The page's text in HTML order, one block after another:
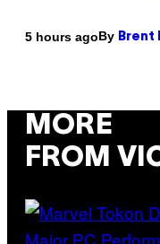
5 hours agoBy Brent
MORE
FROM